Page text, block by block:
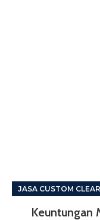
JASA CUSTOM
Keuntungan